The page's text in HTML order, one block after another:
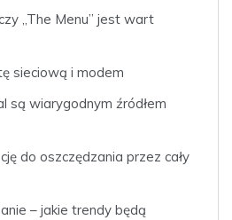
„The Menu” jest wart
sieciową i modem
są wiarygodnym źródłem
do oszczędzania przez cały
– jakie trendy będą